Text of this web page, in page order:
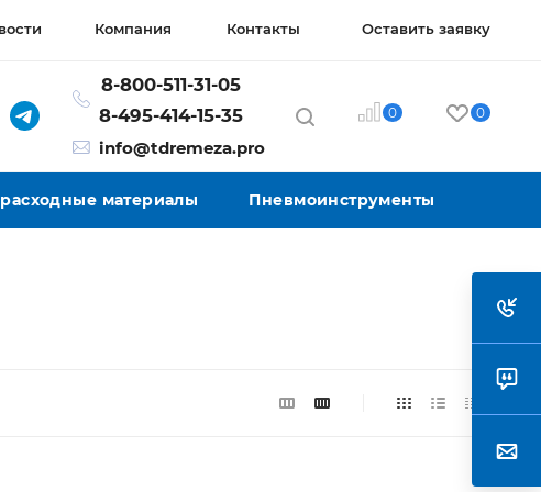
Компания Контакты Оставить заявку
8-800-511-31-05
8-495-414-15-35
info@tdremeza.pro
0 0
материалы Пневмоинструменты